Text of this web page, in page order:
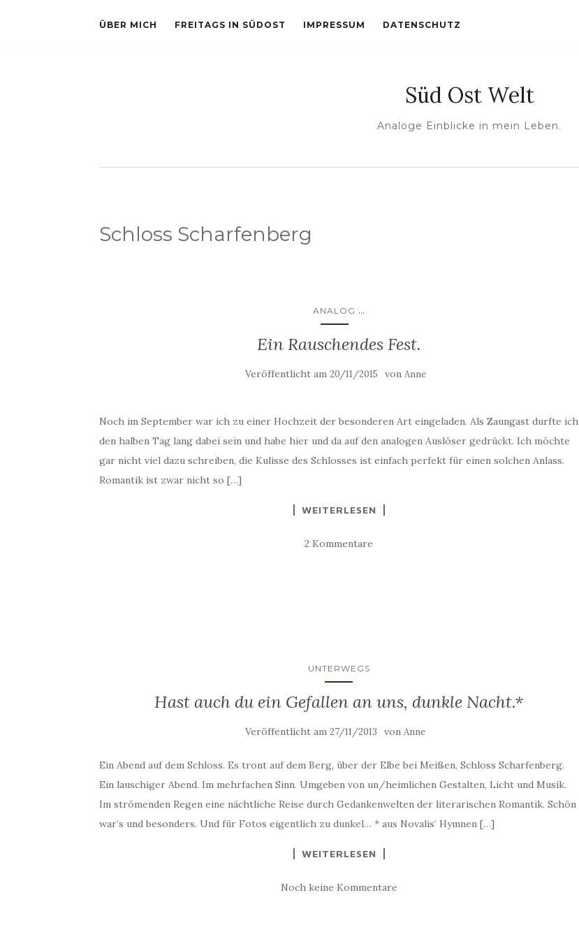
ÜBER MICH FREITAGS IN SÜDOST IMPRESSUM DATENSCHUTZ
Süd Ost Welt
Analoge Einblicke in mein Leben.
Schloss Scharfenberg
ANALOG ...
Ein Rauschendes Fest.
Veröffentlicht am 20/11/2015 von Anne
Noch im September war ich zu einer Hochzeit der besonderen Art eingeladen. Als Zaungast durfte ich
den halben Tag lang dabei sein und habe hier und da auf den analogen Auslöser gedrückt. Ich möchte
gar nicht viel dazu schreiben, die Kulisse des Schlosses ist einfach perfekt für einen solchen Anlass.
Romantik ist zwar nicht so […]
WEITERLESEN
2 Kommentare
UNTERWEGS
Hast auch du ein Gefallen an uns, dunkle Nacht.*
Veröffentlicht am27/11/2013 vonAnne
Ein Abend auf dem Schloss. Es tront auf dem Berg, über der Elbe bei Meißen, Schloss Scharfenberg.
Ein lauschiger Abend. Im mehrfachen Sinn. Umgeben von un/heimlichen Gestalten, Licht und Musik.
Im strömenden Regen eine nächtliche Reise durch Gedankenwelten der literarischen Romantik. Schön
war’s und besonders. Und für Fotos eigentlich zu dunkel… * aus Novalis‘ Hymnen […]
WEITERLESEN
Noch keine Kommentare